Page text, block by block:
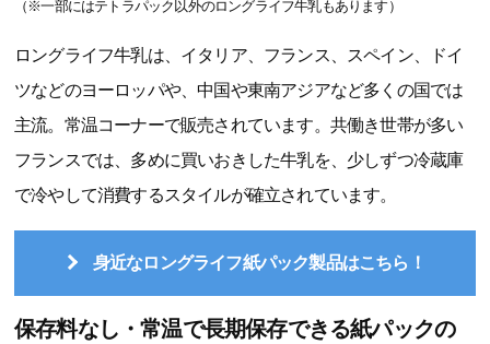
（※一部にはテトラパック以外のロングライフ牛乳もあります）
ロングライフ牛乳は、イタリア、フランス、スペイン、ドイ
ツなどのヨーロッパや、中国や東南アジアなど多くの国では
主流。常温コーナーで販売されています。共働き世帯が多い
フランスでは、多めに買いおきした牛乳を、少しずつ冷蔵庫
で冷やして消費するスタイルが確立されています。
身近なロングライフ紙パック製品はこちら！
保存料なし・常温で長期保存できる紙パックの